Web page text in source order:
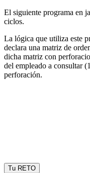
El siguiente programa en
ciclos.
La lógica que utiliza este
declara una matriz de
dicha matriz con
del empleado a consultar
perforación.
Tu RETO